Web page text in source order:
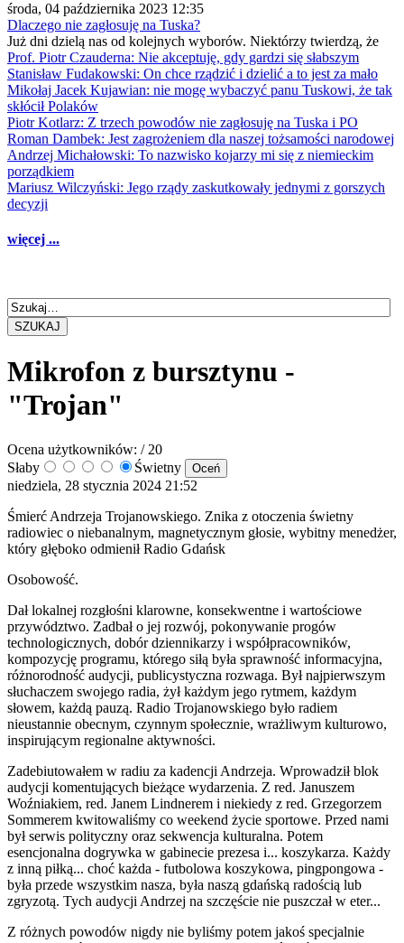
środa, 04 października 2023 12:35
Dlaczego nie zagłosuję na Tuska?
Już dni dzielą nas od kolejnych wyborów. Niektórzy twierdzą, że
Prof. Piotr Czauderna: Nie akceptuję, gdy gardzi się słabszym
Stanisław Fudakowski: On chce rządzić i dzielić a to jest za mało
Mikołaj Jacek Kujawian: nie mogę wybaczyć panu Tuskowi, że tak
skłócił Polaków
Piotr Kotlarz: Z trzech powodów nie zagłosuję na Tuska i PO
Roman Dambek: Jest zagrożeniem dla naszej tożsamości narodowej
Andrzej Michałowski: To nazwisko kojarzy mi się z niemieckim
porządkiem
Mariusz Wilczyński: Jego rządy zaskutkowały jednymi z gorszych
decyzji
więcej ...
SZUKAJ
Mikrofon z bursztynu -
"Trojan"
Ocena użytkowników: / 20
Słaby
Świetny
niedziela, 28 stycznia 2024 21:52
Śmierć Andrzeja Trojanowskiego. Znika z otoczenia świetny
radiowiec o niebanalnym, magnetycznym głosie, wybitny menedżer,
który głęboko odmienił Radio Gdańsk
Osobowość.
Dał lokalnej rozgłośni klarowne, konsekwentne i wartościowe
przywództwo. Zadbał o jej rozwój, pokonywanie progów
technologicznych, dobór dziennikarzy i współpracowników,
kompozycję programu, którego siłą była sprawność informacyjna,
różnorodność audycji, publicystyczna rozwaga. Był najpierwszym
słuchaczem swojego radia, żył każdym jego rytmem, każdym
słowem, każdą pauzą. Radio Trojanowskiego było radiem
nieustannie obecnym, czynnym społecznie, wrażliwym kulturowo,
inspirującym regionalne aktywności.
Zadebiutowałem w radiu za kadencji Andrzeja. Wprowadził blok
audycji komentujących bieżące wydarzenia. Z red. Januszem
Woźniakiem, red. Janem Lindnerem i niekiedy z red. Grzegorzem
Sommerem kwitowaliśmy co weekend życie sportowe. Przed nami
był serwis polityczny oraz sekwencja kulturalna. Potem
esencjonalna dogrywka w gabinecie prezesa i... koszykarza. Każdy
z inną piłką... choć każda - futbolowa koszykowa, pingpongowa -
była przede wszystkim nasza, była naszą gdańską radością lub
zgryzotą. Tych audycji Andrzej na szczęście nie puszczał w eter...
Z różnych powodów nigdy nie byliśmy potem jakoś specjalnie